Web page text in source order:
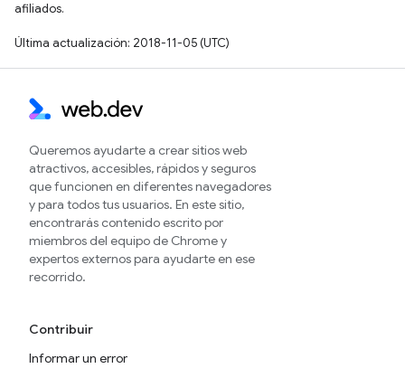
afiliados.
Última actualización: 2018-11-05 (UTC)
Queremos ayudarte a crear sitios web
atractivos, accesibles, rápidos y seguros
que funcionen en diferentes navegadores
y para todos tus usuarios. En este sitio,
encontrarás contenido escrito por
miembros del equipo de Chrome y
expertos externos para ayudarte en ese
recorrido.
Contribuir
Informar un error